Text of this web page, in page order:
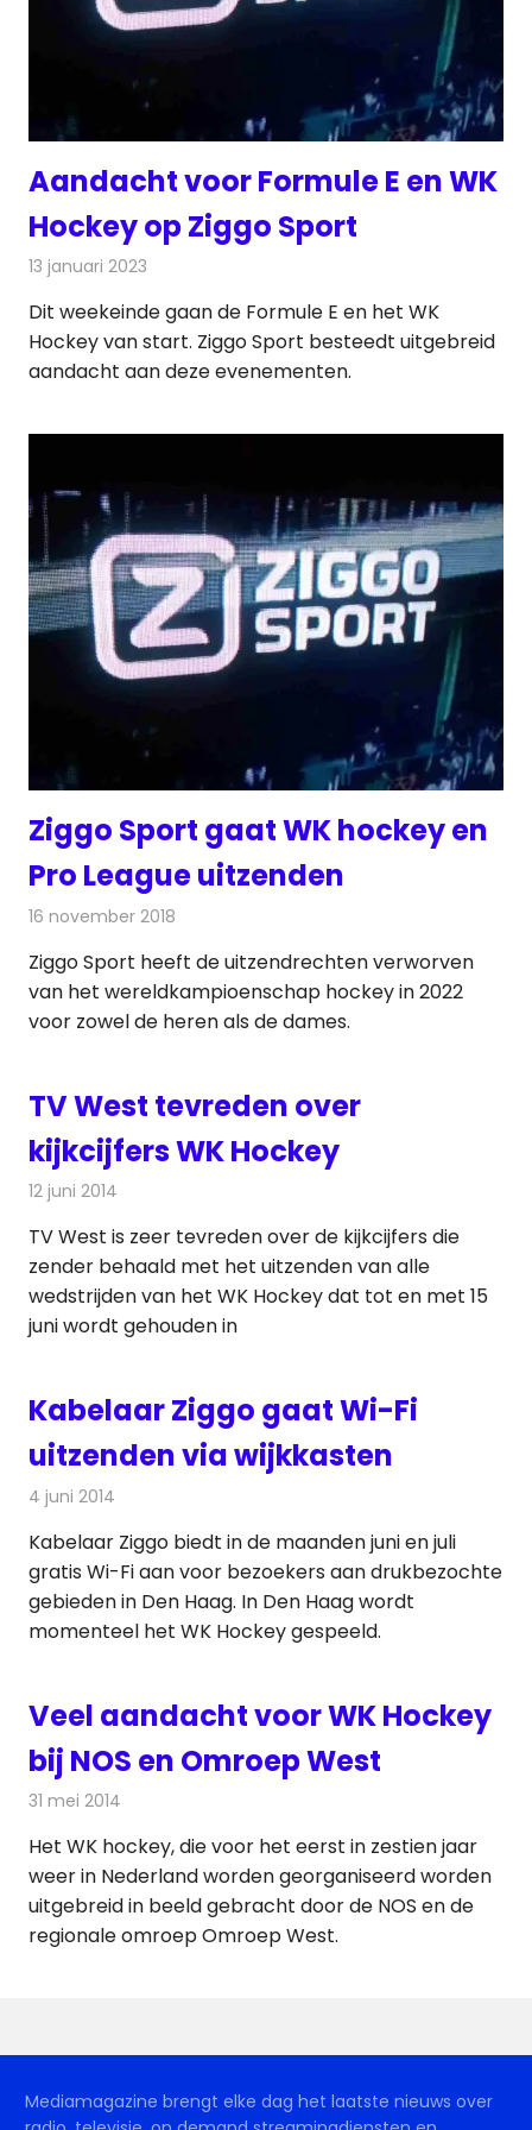
Aandacht voor Formule E en WK
Hockey op Ziggo Sport
13 januari 2023
Dit weekeinde gaan de Formule E en het WK
Hockey van start. Ziggo Sport besteedt uitgebreid
aandacht aan deze evenementen.
Ziggo Sport gaat WK hockey en
Pro League uitzenden
16 november 2018
Ziggo Sport heeft de uitzendrechten verworven
van het wereldkampioenschap hockey in 2022
voor zowel de heren als de dames.
TV West tevreden over
kijkcijfers WK Hockey
12 juni 2014
TV West is zeer tevreden over de kijkcijfers die
zender behaald met het uitzenden van alle
wedstrijden van het WK Hockey dat tot en met 15
juni wordt gehouden in
Kabelaar Ziggo gaat Wi-Fi
uitzenden via wijkkasten
4 juni 2014
Kabelaar Ziggo biedt in de maanden juni en juli
gratis Wi-Fi aan voor bezoekers aan drukbezochte
gebieden in Den Haag. In Den Haag wordt
momenteel het WK Hockey gespeeld.
Veel aandacht voor WK Hockey
bij NOS en Omroep West
31 mei 2014
Het WK hockey, die voor het eerst in zestien jaar
weer in Nederland worden georganiseerd worden
uitgebreid in beeld gebracht door de NOS en de
regionale omroep Omroep West.
Mediamagazine brengt elke dag het laatste nieuws over